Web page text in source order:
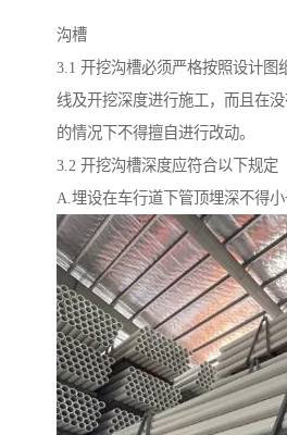
沟槽
3.1 开挖沟槽必须严格按照设计图
线及开挖深度进行施工，而且在
的情况下不得擅自进行改动。
3.2 开挖沟槽深度应符合以下规定
A.埋设在车行道下管顶埋深不得小